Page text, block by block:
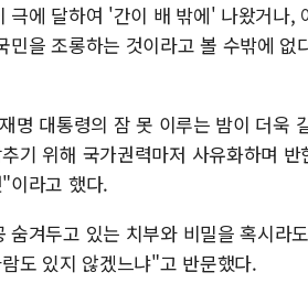
극에 달하여 '간이 배 밖에' 나왔거나
민을 조롱하는 것이라고 볼 수밖에
명 대통령의 잠 못 이루는 밤이 더욱
기 위해 국가권력마저 사유화하며
이라고 했다.
숨겨두고 있는 치부와 비밀을 혹시라
도 있지 않겠느냐"고 반문했다.